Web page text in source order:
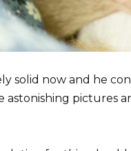
solid now and he
astonishing pictures